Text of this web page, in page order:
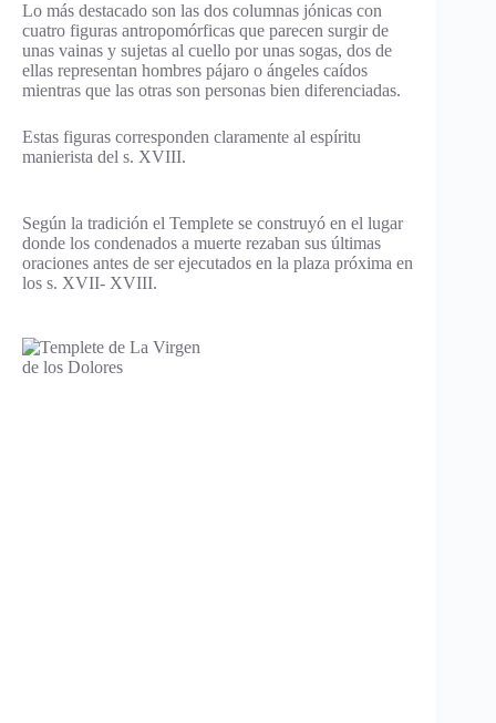
Lo más destacado son las dos columnas jónicas con
cuatro figuras antropomórficas que parecen surgir de
unas vainas y sujetas al cuello por unas sogas, dos de
ellas representan hombres pájaro o ángeles caídos
mientras que las otras son personas bien diferenciadas.
Estas figuras corresponden claramente al espíritu
manierista del s. XVIII.
Según la tradición el Templete se construyó en el lugar
donde los condenados a muerte rezaban sus últimas
oraciones antes de ser ejecutados en la plaza próxima en
los s. XVII- XVIII.